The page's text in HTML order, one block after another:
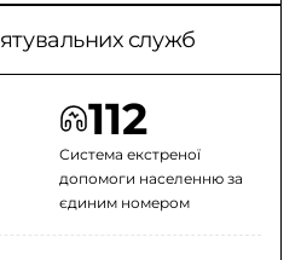
служб
112
Система екстреної
допомоги населенню за
єдиним номером